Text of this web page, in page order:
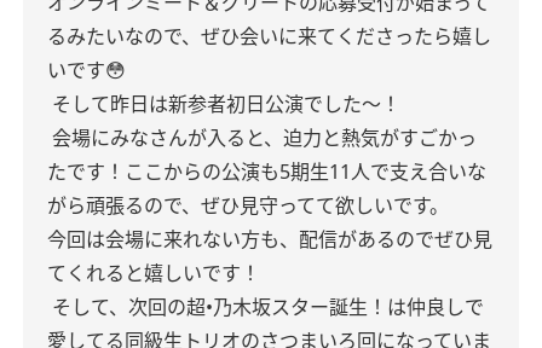
るみたいなので、ぜひ会いに来てくださったら嬉し
いです😳
そして昨日は新参者初日公演でした〜！
会場にみなさんが入ると、迫力と熱気がすごかっ
たです！ここからの公演も5期生11人で支え合いな
がら頑張るので、ぜひ見守ってて欲しいです。
今回は会場に来れない方も、配信があるのでぜひ見
てくれると嬉しいです！
そして、次回の超•乃木坂スター誕生！は仲良しで
愛してる同級生トリオのさつまいろ回になっていま